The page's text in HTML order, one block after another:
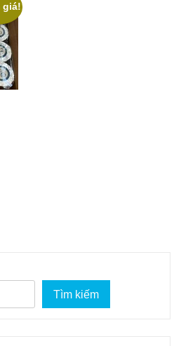
giá!
Tìm kiếm